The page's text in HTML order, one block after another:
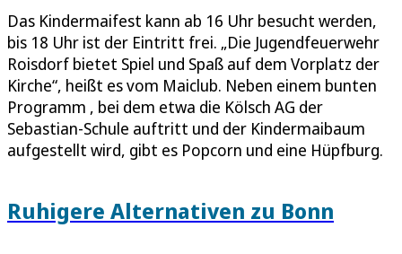
Das Kindermaifest kann ab 16 Uhr besucht werden,
bis 18 Uhr ist der Eintritt frei. „Die Jugendfeuerwehr
Roisdorf bietet Spiel und Spaß auf dem Vorplatz der
Kirche“, heißt es vom Maiclub. Neben einem bunten
Programm , bei dem etwa die Kölsch AG der
Sebastian-Schule auftritt und der Kindermaibaum
aufgestellt wird, gibt es Popcorn und eine Hüpfburg.
Ruhigere Alternativen zu Bonn